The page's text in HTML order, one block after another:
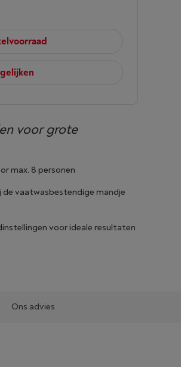
voor grote
max. 8 personen
de vaatwasbestendige mandje
voor ideale resultaten
Ons advies